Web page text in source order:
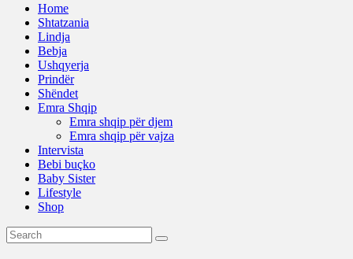
Home
Shtatzania
Lindja
Bebja
Ushqyerja
Prindër
Shëndet
Emra Shqip
Emra shqip për djem
Emra shqip për vajza
Intervista
Bebi buçko
Baby Sister
Lifestyle
Shop